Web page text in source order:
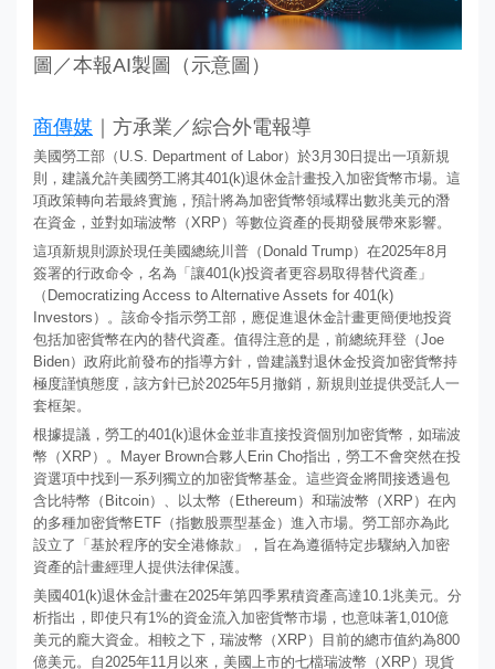
圖／本報AI製圖（示意圖）
商傳媒 ｜方承業／綜合外電報導
美國勞工部（U.S. Department of Labor）於3月30日提出一項新規
則，建議允許美國勞工將其401(k)退休金計畫投入加密貨幣市場。這
項政策轉向若最終實施，預計將為加密貨幣領域釋出數兆美元的潛
在資金，並對如瑞波幣（XRP）等數位資產的長期發展帶來影響。
這項新規則源於現任美國總統川普（Donald Trump）在2025年8月
簽署的行政命令，名為「讓401(k)投資者更容易取得替代資產」
（Democratizing Access to Alternative Assets for 401(k)
Investors）。該命令指示勞工部，應促進退休金計畫更簡便地投資
包括加密貨幣在內的替代資產。值得注意的是，前總統拜登（Joe
Biden）政府此前發布的指導方針，曾建議對退休金投資加密貨幣持
極度謹慎態度，該方針已於2025年5月撤銷，新規則並提供受託人一
套框架。
根據提議，勞工的401(k)退休金並非直接投資個別加密貨幣，如瑞波
幣（XRP）。Mayer Brown合夥人Erin Cho指出，勞工不會突然在投
資選項中找到一系列獨立的加密貨幣基金。這些資金將間接透過包
含比特幣（Bitcoin）、以太幣（Ethereum）和瑞波幣（XRP）在內
的多種加密貨幣ETF（指數股票型基金）進入市場。勞工部亦為此
設立了「基於程序的安全港條款」，旨在為遵循特定步驟納入加密
資產的計畫經理人提供法律保護。
美國401(k)退休金計畫在2025年第四季累積資產高達10.1兆美元。分
析指出，即使只有1%的資金流入加密貨幣市場，也意味著1,010億
美元的龐大資金。相較之下，瑞波幣（XRP）目前的總市值約為800
億美元。自2025年11月以來，美國上市的七檔瑞波幣（XRP）現貨